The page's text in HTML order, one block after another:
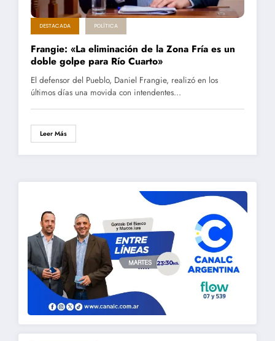
DESTACADA POLÍTICA
Frangie: «La eliminación de la Zona Fría es un
doble golpe para Río Cuarto»
El defensor del Pueblo, Daniel Frangie, realizó en los
últimos días una movida con intendentes…
Leer Más